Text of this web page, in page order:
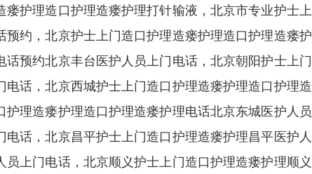
护理造口护理造瘘护理打针输液，北京市专业护士
约，北京护士上门造口护理造瘘护理造口护理造瘘
预约北京丰台医护人员上门电话，北京朝阳护士上
话，北京西城护士上门造口护理造瘘护理造口护理
理造瘘护理造口护理造瘘护理电话北京东城医护人
话，北京昌平护士上门造口护理造瘘护理昌平医护
上门电话，北京顺义护士上门造口护理造瘘护理顺